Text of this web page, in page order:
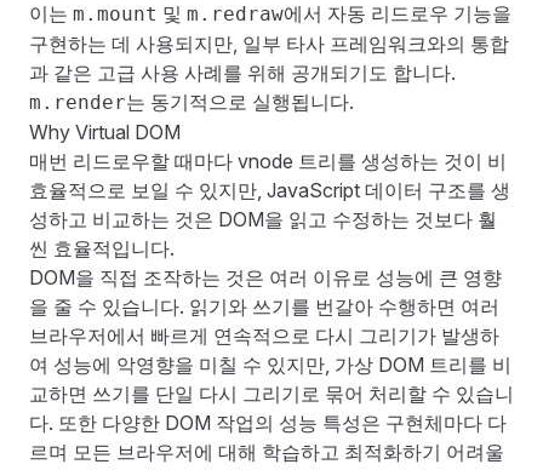
이는 m.mount 및 m.redraw에서 자동 리드로우 기능을
구현하는 데 사용되지만, 일부 타사 프레임워크와의 통합
과 같은 고급 사용 사례를 위해 공개되기도 합니다.
m.render는 동기적으로 실행됩니다.
Why Virtual DOM
매번 리드로우할 때마다 vnode 트리를 생성하는 것이 비
효율적으로 보일 수 있지만, JavaScript 데이터 구조를 생
성하고 비교하는 것은 DOM을 읽고 수정하는 것보다 훨
씬 효율적입니다.
DOM을 직접 조작하는 것은 여러 이유로 성능에 큰 영향
을 줄 수 있습니다. 읽기와 쓰기를 번갈아 수행하면 여러
브라우저에서 빠르게 연속적으로 다시 그리기가 발생하
여 성능에 악영향을 미칠 수 있지만, 가상 DOM 트리를 비
교하면 쓰기를 단일 다시 그리기로 묶어 처리할 수 있습니
다. 또한 다양한 DOM 작업의 성능 특성은 구현체마다 다
르며 모든 브라우저에 대해 학습하고 최적화하기 어려울